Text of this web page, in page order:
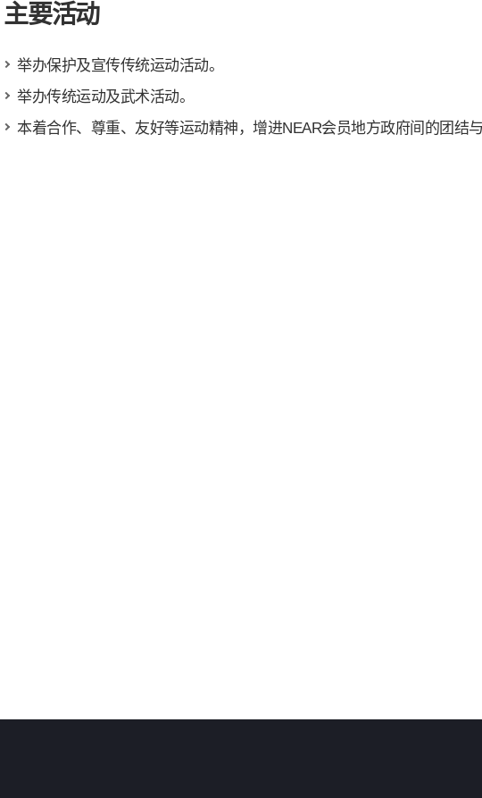
主要活动
举办保护及宣传传统运动活动。
举办传统运动及武术活动。
本着合作、尊重、友好等运动精神，增进NEAR会员地方政府间的团结